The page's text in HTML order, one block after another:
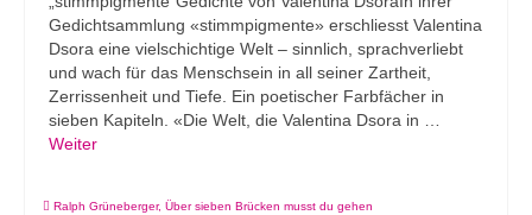
Gedichtsammlung «stimmpigmente» erschliesst Valentina
Dsora eine vielschichtige Welt – sinnlich, sprachverliebt
und wach für das Menschsein in all seiner Zartheit,
Zerrissenheit und Tiefe. Ein poetischer Farbfächer in
sieben Kapiteln. «Die Welt, die Valentina Dsora in …
Weiter
Ralph Grüneberger, Über sieben Brücken musst du gehen